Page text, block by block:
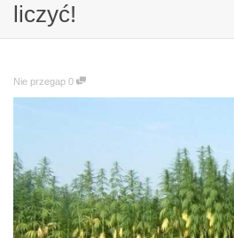
liczyć!
Nie przegap 0